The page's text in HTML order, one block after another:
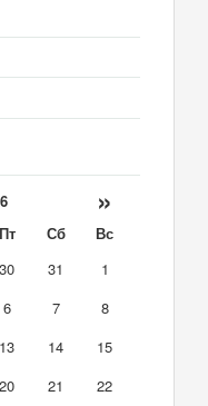
»
Пт Сб
Вс
30 31
1
6 7
8
13 14
15
20 21
22